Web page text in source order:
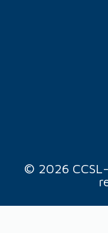
© 2026